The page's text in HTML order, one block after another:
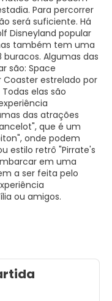
Para percorrer
será suficiente. Há
Disneyland popular
também tem uma
Algumas das
são: Space
Coaster estrelado por
elas são
das atrações
que é um
onde podem
estilo retrô "Pirrate's
em uma
a ser feita pelo
ou amigos.